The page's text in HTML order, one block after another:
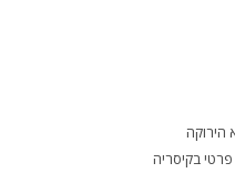
הירוקה
פרטי בקיסריה